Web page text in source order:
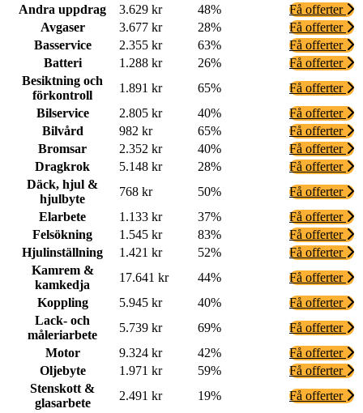
Andra uppdrag
3.629 kr 48%
Få offerter
Avgaser
3.677 kr 28%
Få offerter
Basservice
2.355 kr 63%
Få offerter
Batteri
1.288 kr 26%
Få offerter
Besiktning och
förkontroll
1.891 kr 65%
Få offerter
Bilservice
2.805 kr 40%
Få offerter
Bilvård
982 kr 65%
Få offerter
Bromsar
2.352 kr 40%
Få offerter
Dragkrok
5.148 kr 28%
Få offerter
Däck, hjul &
hjulbyte
768 kr 50%
Få offerter
Elarbete
1.133 kr 37%
Få offerter
Felsökning
1.545 kr 83%
Få offerter
Hjulinställning
1.421 kr 52%
Få offerter
Kamrem &
kamkedja
17.641 kr 44%
Få offerter
Koppling
5.945 kr 40%
Få offerter
Lack- och
måleriarbete
5.739 kr 69%
Få offerter
Motor
9.324 kr 42%
Få offerter
Oljebyte
1.971 kr 59%
Få offerter
Stenskott &
glasarbete
2.491 kr 19%
Få offerter